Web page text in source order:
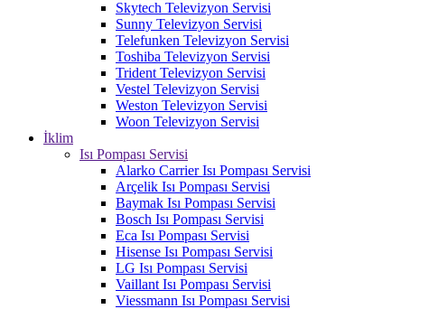
Skytech Televizyon Servisi
Sunny Televizyon Servisi
Telefunken Televizyon Servisi
Toshiba Televizyon Servisi
Trident Televizyon Servisi
Vestel Televizyon Servisi
Weston Televizyon Servisi
Woon Televizyon Servisi
İklim
Isı Pompası Servisi
Alarko Carrier Isı Pompası Servisi
Arçelik Isı Pompası Servisi
Baymak Isı Pompası Servisi
Bosch Isı Pompası Servisi
Eca Isı Pompası Servisi
Hisense Isı Pompası Servisi
LG Isı Pompası Servisi
Vaillant Isı Pompası Servisi
Viessmann Isı Pompası Servisi